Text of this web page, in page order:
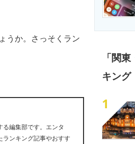
うか。さっそくラン
編集部です。エンタ
ランキング記事やおすす
「関
キング
1